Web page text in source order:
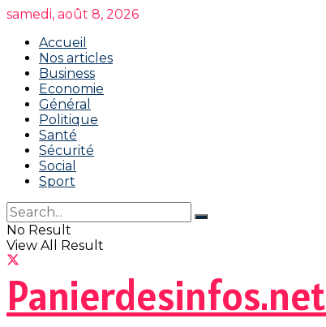
samedi, août 8, 2026
Accueil
Nos articles
Business
Economie
Général
Politique
Santé
Sécurité
Social
Sport
No Result
View All Result
Panierdesinfos.net